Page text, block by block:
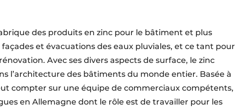
des produits en zinc pour le bâtiment et plus
et évacuations des eaux pluviales, et ce tant pour
Avec ses divers aspects de surface, le zinc
l’architecture des bâtiments du monde entier. Basée à
compter sur une équipe de commerciaux compétents,
en Allemagne dont le rôle est de travailler pour les